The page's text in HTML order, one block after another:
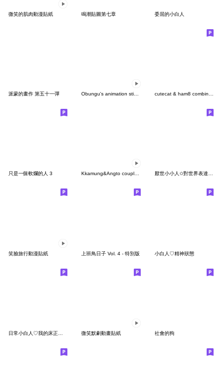
微笑的肌肉動漫貼紙 鳴潮貼圖第七章 委屈的小白人
派蒙的畫作 第五十一彈
只是一個軟爛的人 3 Kkamung&Angto couple10(Angto ver.) 厭世小小人✩對世界表達無聲抗議✩(無字版)
笑臉旅行動漫貼紙 上班鳥日子 Vol. 4 - 特別版 小白人♡精神狀態
微笑默劇動畫貼紙 社會的狗